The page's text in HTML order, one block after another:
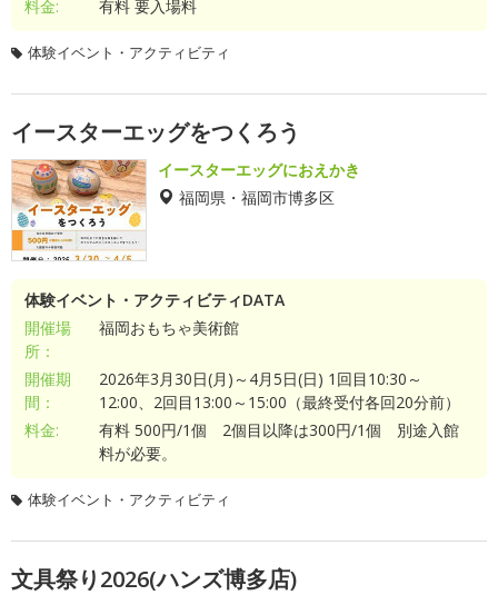
料金:
有料 要入場料
体験イベント・アクティビティ
イースターエッグをつくろう
イースターエッグにおえかき
福岡県・福岡市博多区
体験イベント・アクティビティDATA
開催場
所：
福岡おもちゃ美術館
開催期
間：
2026年3月30日(月)～4月5日(日) 1回目10:30～
12:00、2回目13:00～15:00（最終受付各回20分前）
料金:
有料 500円/1個 2個目以降は300円/1個 別途入館
料が必要。
体験イベント・アクティビティ
文具祭り2026(ハンズ博多店)